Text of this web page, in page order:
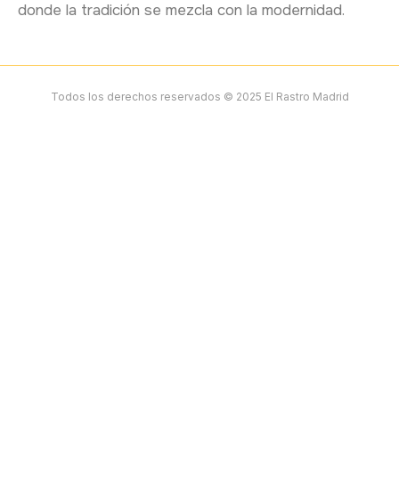
donde la tradición se mezcla con la modernidad.
Todos los derechos reservados © 2025 El Rastro Madrid